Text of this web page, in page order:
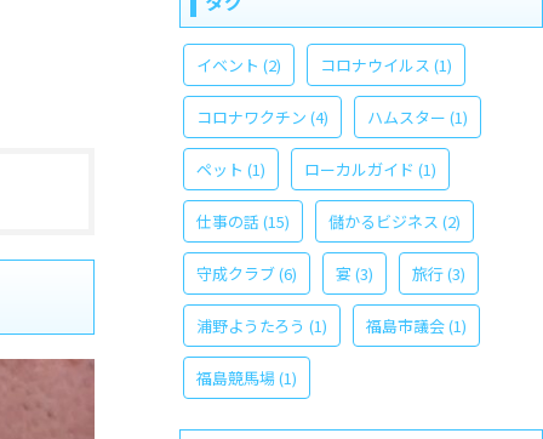
イベント (2) コロナウイルス (1)
コロナワクチン (4) ハムスター (1)
ペット (1) ローカルガイド (1)
仕事の話 (15) 儲かるビジネス (2)
守成クラブ(6) 宴 (3) 旅行(3)
浦野ようたろう (1) 福島市議会(1)
福島競馬場 (1)